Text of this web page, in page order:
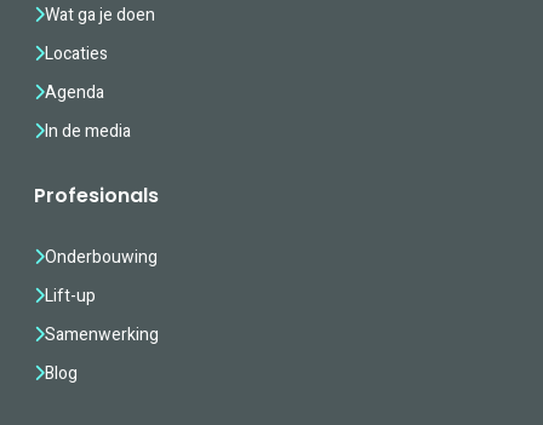
Wat ga je doen
Locaties
Agenda
In de media
Profesionals
Onderbouwing
Lift-up
Samenwerking
Blog